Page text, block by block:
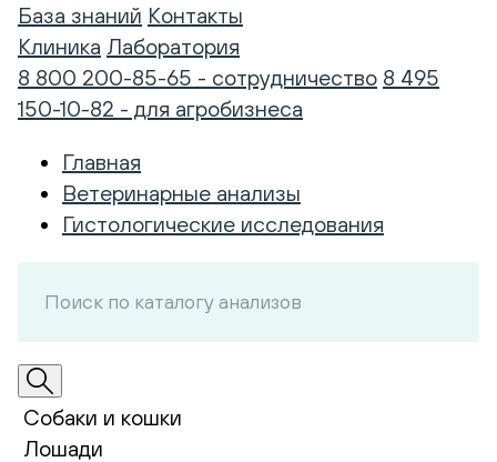
База знаний Контакты
Клиника Лаборатория
8 800 200-85-65 - сотрудничество 8 495
150-10-82 - для агробизнеса
Главная
Ветеринарные анализы
Гистологические исследования
Собаки и кошки
Лошади